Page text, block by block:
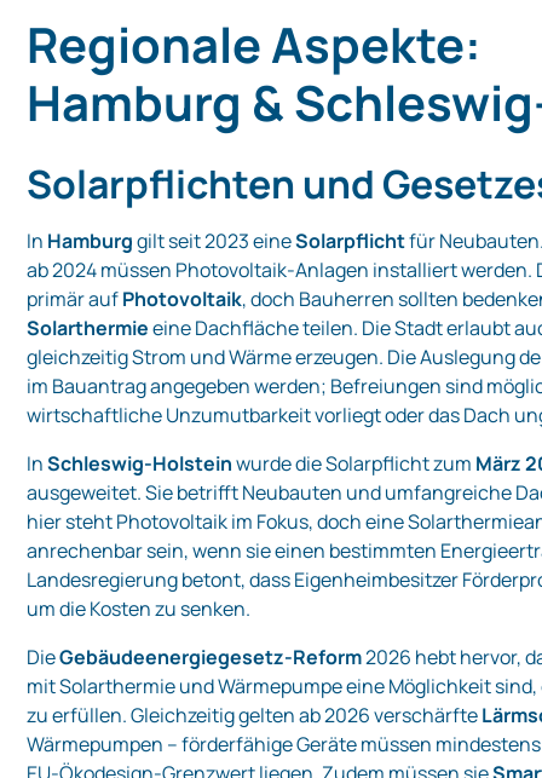
Regionale Aspekte:
Hamburg &
Solarpflichten und
In Hamburggilt seit 2023 eineSolarpflichtfür
ab 2024 müssen Photovoltaik‑Anlagen installiert
primär aufPhotovoltaik, doch Bauherren sollten
Solarthermieeine Dachfläche teilen. Die Stadt erlaubt
gleichzeitig Strom und Wärme erzeugen. Die Auslegung
im Bauantrag angegeben werden; Befreiungen sind
wirtschaftliche Unzumutbarkeit vorliegt oder das Dach
InSchleswig‑Holsteinwurde die Solarpflicht zum März
ausgeweitet. Sie betrifft Neubauten und umfangreiche
hier steht Photovoltaik im Fokus, doch eine
anrechenbar sein, wenn sie einen bestimmten
Landesregierung betont, dass Eigenheimbesitzer
um die Kosten zu senken.
DieGebäudeenergiegesetz‑Reform2026 hebt hervor,
mit Solarthermie und Wärmepumpe eine Möglichkeit
zu erfüllen. Gleichzeitig gelten ab 2026 verschärfte
Wärmepumpen – förderfähige Geräte müssen